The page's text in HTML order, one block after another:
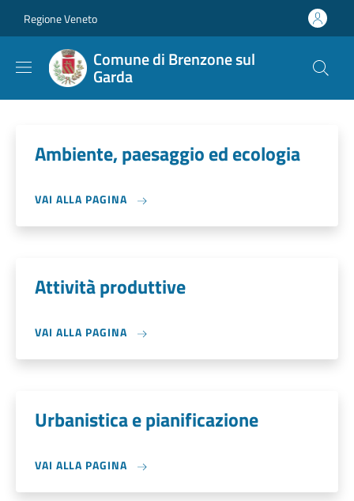
Regione Veneto
Comune di Brenzone sul
Garda
Ambiente, paesaggio ed ecologia
VAI ALLA PAGINA
Attività produttive
VAI ALLA PAGINA
Urbanistica e pianificazione
VAI ALLA PAGINA